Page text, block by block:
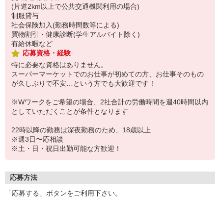
(片道2km以上で公共交通機関利用の場合)
制服貸与
社会保険加入(勤務時間数等による)
買物割引・健康診断(学生アルバイト除く)
有給休暇など
応募資格・経験
特に必要な資格はありません。
スーパーマーケットでのお仕事が初めての方、お仕事そのもの
が久しぶりで不安…という方でも大歓迎です！
※Wワークをご希望の場合、2社合計の労働時間を週40時間以内
としていただくことが条件となります
22時以降の勤務は深夜勤務のため、18歳以上
※週3日〜応相談
※土・日・祝日出勤可能な方歓迎！
応募方法
「応募する」ボタンをご利用下さい。